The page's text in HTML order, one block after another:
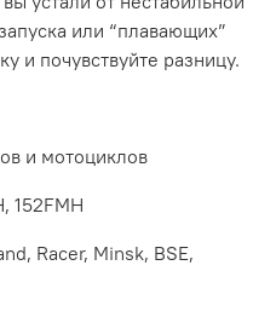
или “плавающих”
и почувствуйте разницу.
и мотоциклов
152FMH
Racer, Minsk, BSE,